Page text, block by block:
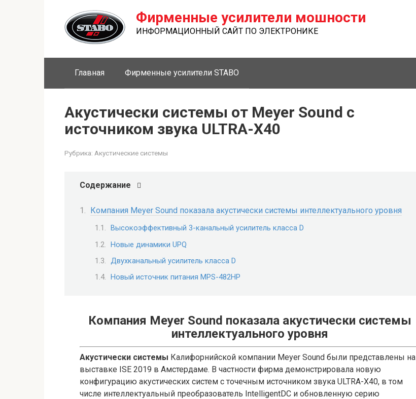
Фирменные усилители мошности
ИНФОРМАЦИОННЫЙ САЙТ ПО ЭЛЕКТРОНИКЕ
Главная Фирменные усилители STABO
Акустически системы от Meyer Sound с
источником звука ULTRA-X40
Рубрика: Акустические системы
Содержание
Компания Meyer Sound показала акустически системы интеллектуального уровня
Высокоэффективный 3-канальный усилитель класса D
Новые динамики UPQ
Двухканальный усилитель класса D
Новый источник питания MPS-482HP
Компания Meyer Sound показала акустически системы
интеллектуального уровня
Акустически системы Калифорнийской компании Meyer Sound были представлены на
выставке ISE 2019 в Амстердаме. В частности фирма демонстрировала новую
конфигурацию акустических систем с точечным источником звука ULTRA-X40, в том
числе интеллектуальный преобразователь IntelligentDC и обновленную серию